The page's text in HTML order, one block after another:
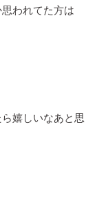
われてた方は
嬉しいなあと思